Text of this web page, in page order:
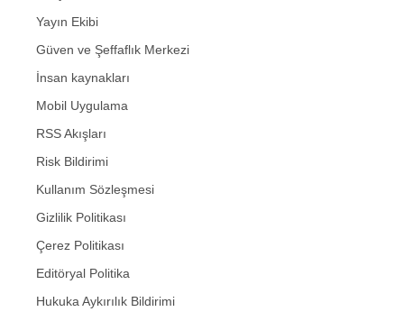
Yayın Ekibi
Güven ve Şeffaflık Merkezi
İnsan kaynakları
Mobil Uygulama
RSS Akışları
Risk Bildirimi
Kullanım Sözleşmesi
Gizlilik Politikası
Çerez Politikası
Editöryal Politika
Hukuka Aykırılık Bildirimi